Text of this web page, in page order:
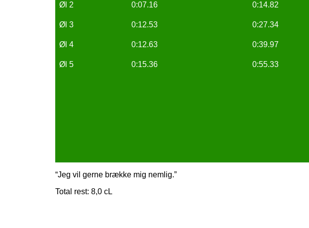
Øl 2 0:07.16 0:14.82
Øl 3 0:12.53 0:27.34
Øl 4 0:12.63 0:39.97
Øl 5 0:15.36 0:55.33
“Jeg vil gerne brække mig nemlig.”
Total rest: 8,0 cL